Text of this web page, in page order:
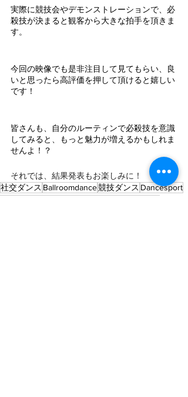
実際に競技会やデモンストレーションで、必
殺技が決まると観客から大きな拍手を頂きま
す。
今回の映像でも是非注目して見てもらい、良
いと思ったら高評価を押して頂けると嬉しい
です！
皆さんも、自分のルーティンで必殺技を意識
してみると、もっと魅力が増えるかもしれま
せんよ！？
それでは、結果発表もお楽しみに！
社交ダンス Ballroomdance競技ダンス Dancesport